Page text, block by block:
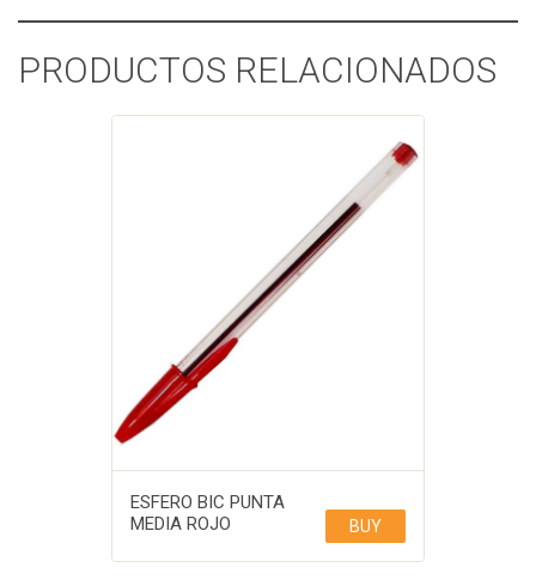
PRODUCTOS RELACIONADOS
ESFERO BIC PUNTA
MEDIA ROJO
BUY